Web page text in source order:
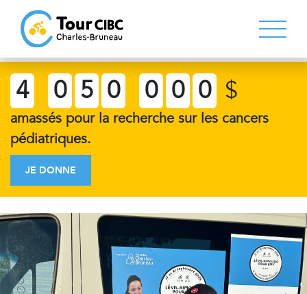
4 0 5 0 0 0 0 $
amassés pour la recherche sur les cancers
pédiatriques.
JE DONNE